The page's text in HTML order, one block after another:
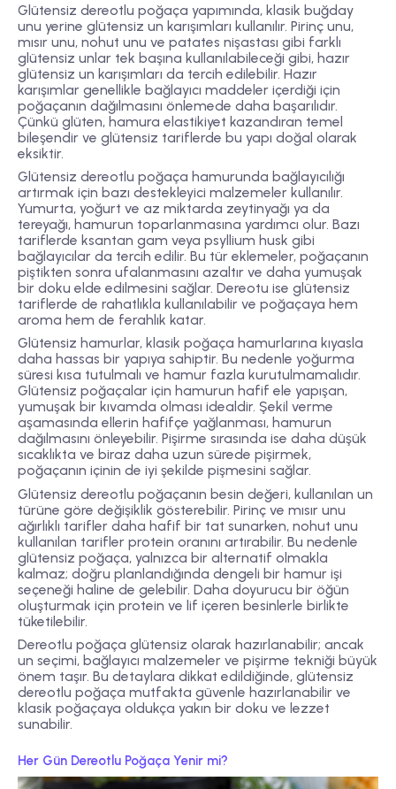
Glütensiz dereotlu poğaça yapımında, klasik buğday
unu yerine glütensiz un karışımları kullanılır. Pirinç unu,
mısır unu, nohut unu ve patates nişastası gibi farklı
glütensiz unlar tek başına kullanılabileceği gibi, hazır
glütensiz un karışımları da tercih edilebilir. Hazır
karışımlar genellikle bağlayıcı maddeler içerdiği için
poğaçanın dağılmasını önlemede daha başarılıdır.
Çünkü glüten, hamura elastikiyet kazandıran temel
bileşendir ve glütensiz tariflerde bu yapı doğal olarak
eksiktir.
Glütensiz dereotlu poğaça hamurunda bağlayıcılığı
artırmak için bazı destekleyici malzemeler kullanılır.
Yumurta, yoğurt ve az miktarda zeytinyağı ya da
tereyağı, hamurun toparlanmasına yardımcı olur. Bazı
tariflerde ksantan gam veya psyllium husk gibi
bağlayıcılar da tercih edilir. Bu tür eklemeler, poğaçanın
piştikten sonra ufalanmasını azaltır ve daha yumuşak
bir doku elde edilmesini sağlar. Dereotu ise glütensiz
tariflerde de rahatlıkla kullanılabilir ve poğaçaya hem
aroma hem de ferahlık katar.
Glütensiz hamurlar, klasik poğaça hamurlarına kıyasla
daha hassas bir yapıya sahiptir. Bu nedenle yoğurma
süresi kısa tutulmalı ve hamur fazla kurutulmamalıdır.
Glütensiz poğaçalar için hamurun hafif ele yapışan,
yumuşak bir kıvamda olması idealdir. Şekil verme
aşamasında ellerin hafifçe yağlanması, hamurun
dağılmasını önleyebilir. Pişirme sırasında ise daha düşük
sıcaklıkta ve biraz daha uzun sürede pişirmek,
poğaçanın içinin de iyi şekilde pişmesini sağlar.
Glütensiz dereotlu poğaçanın besin değeri, kullanılan un
türüne göre değişiklik gösterebilir. Pirinç ve mısır unu
ağırlıklı tarifler daha hafif bir tat sunarken, nohut unu
kullanılan tarifler protein oranını artırabilir. Bu nedenle
glütensiz poğaça, yalnızca bir alternatif olmakla
kalmaz; doğru planlandığında dengeli bir hamur işi
seçeneği haline de gelebilir. Daha doyurucu bir öğün
oluşturmak için protein ve lif içeren besinlerle birlikte
tüketilebilir.
Dereotlu poğaça glütensiz olarak hazırlanabilir; ancak
un seçimi, bağlayıcı malzemeler ve pişirme tekniği büyük
önem taşır. Bu detaylara dikkat edildiğinde, glütensiz
dereotlu poğaça mutfakta güvenle hazırlanabilir ve
klasik poğaçaya oldukça yakın bir doku ve lezzet
sunabilir.
Her Gün Dereotlu Poğaça Yenir mi?